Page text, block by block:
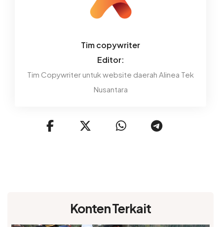
Tim copywriter
Editor:
Tim Copywriter untuk website daerah Alinea Tek
Nusantara
Konten Terkait